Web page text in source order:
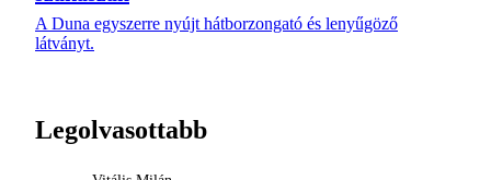
A Duna egyszerre nyújt hátborzongató és lenyűgöző
látványt.
Legolvasottabb